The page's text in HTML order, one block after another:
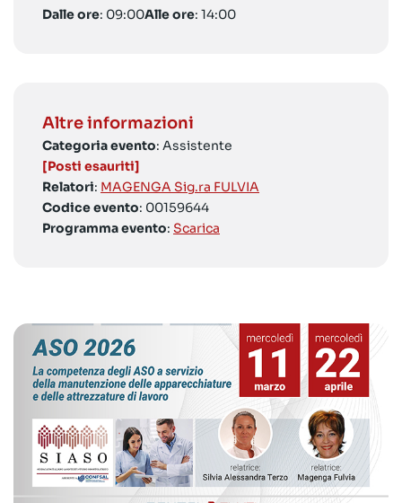
Dalle ore: 09:00Alle ore: 14:00
Altre informazioni
Categoria evento: Assistente
[Posti esauriti]
Relatori: MAGENGA Sig.ra FULVIA
Codice evento: 00159644
Programma evento: Scarica